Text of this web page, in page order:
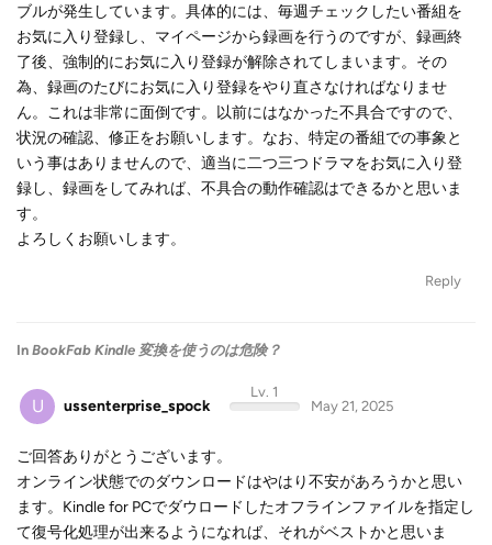
ブルが発生しています。具体的には、毎週チェックしたい番組を
お気に入り登録し、マイページから録画を行うのですが、録画終
了後、強制的にお気に入り登録が解除されてしまいます。その
為、録画のたびにお気に入り登録をやり直さなければなりませ
ん。これは非常に面倒です。以前にはなかった不具合ですので、
状況の確認、修正をお願いします。なお、特定の番組での事象と
いう事はありませんので、適当に二つ三つドラマをお気に入り登
録し、録画をしてみれば、不具合の動作確認はできるかと思いま
す。
よろしくお願いします。
Reply
In BookFab Kindle 変換を使うのは危険？
U ussenterprise_spock
Lv. 1
May 21, 2025
ご回答ありがとうございます。
オンライン状態でのダウンロードはやはり不安があろうかと思い
ます。Kindle for PCでダウロードしたオフラインファイルを指定し
て復号化処理が出来るようになれば、それがベストかと思いま